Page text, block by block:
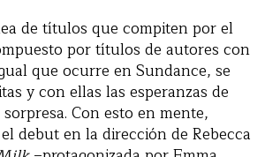
de títulos que compiten por el
por títulos de autores con
que ocurre en Sundance, se
y con ellas las esperanzas de
Con esto en mente,
debut en la dirección de Rebecca